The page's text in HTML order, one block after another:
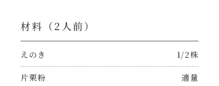
肉ピクキノピク
鍋
グラタン/ドリア
そうめんつゆ
すき焼のたれ
材料（2⼈前）
えのき 1/2株
片栗粉 適量